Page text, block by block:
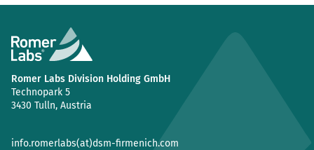
Romer Labs Division Holding GmbH
Technopark 5
3430 Tulln, Austria
info.romerlabs(at)dsm-firmenich.com